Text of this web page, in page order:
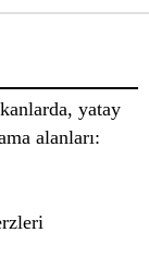
yatay
alanları: